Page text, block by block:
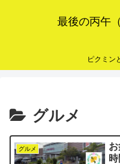
最後の丙午
ピクミン
グルメ
グルメ